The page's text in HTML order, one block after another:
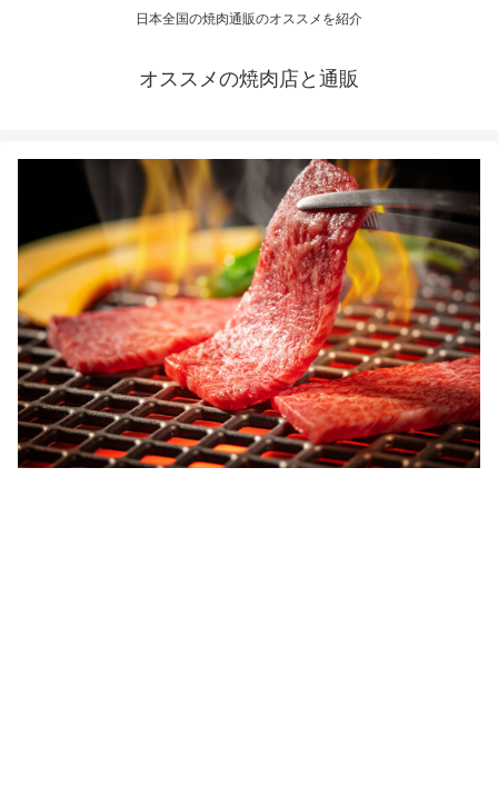
日本全国の焼肉通販のオススメを紹介
オススメの焼肉店と通販